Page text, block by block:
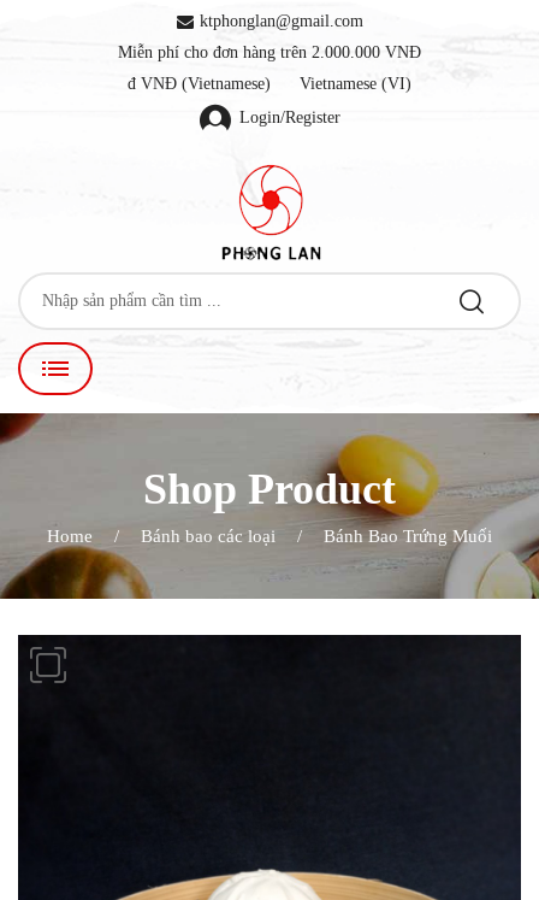
ktphonglan@gmail.com
Miễn phí cho đơn hàng trên 2.000.000 VNĐ
đ VNĐ (Vietnamese)
Vietnamese (VI)
Login/Register
Shop Product
Home Bánh bao các loại Bánh Bao Trứng Muối